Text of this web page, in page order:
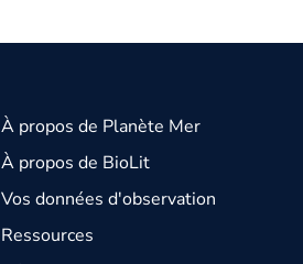
À propos de Planète Mer
À propos de BioLit
Vos données d'observation
Ressources